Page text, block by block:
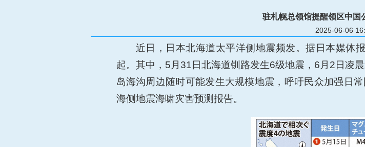
驻札幌总领馆提醒领区中国
2025-06-06
近日，日本北海道太平洋侧地震频发。据日本媒体报
起。其中，5月31日北海道钏路发生6级地震，6月2日凌
岛海沟周边随时可能发生大规模地震，呼吁民众加强日
海侧地震海啸灾害预测报告。